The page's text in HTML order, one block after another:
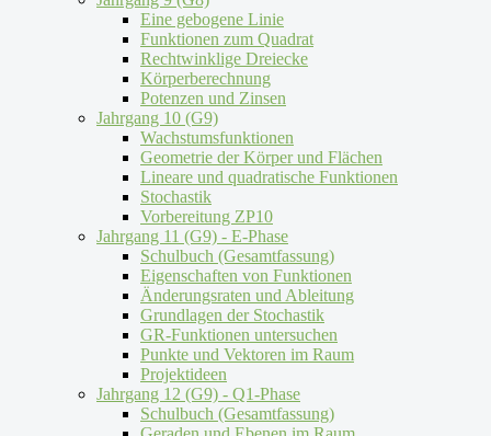
Eine gebogene Linie
Funktionen zum Quadrat
Rechtwinklige Dreiecke
Körperberechnung
Potenzen und Zinsen
Jahrgang 10 (G9)
Wachstumsfunktionen
Geometrie der Körper und Flächen
Lineare und quadratische Funktionen
Stochastik
Vorbereitung ZP10
Jahrgang 11 (G9) - E-Phase
Schulbuch (Gesamtfassung)
Eigenschaften von Funktionen
Änderungsraten und Ableitung
Grundlagen der Stochastik
GR-Funktionen untersuchen
Punkte und Vektoren im Raum
Projektideen
Jahrgang 12 (G9) - Q1-Phase
Schulbuch (Gesamtfassung)